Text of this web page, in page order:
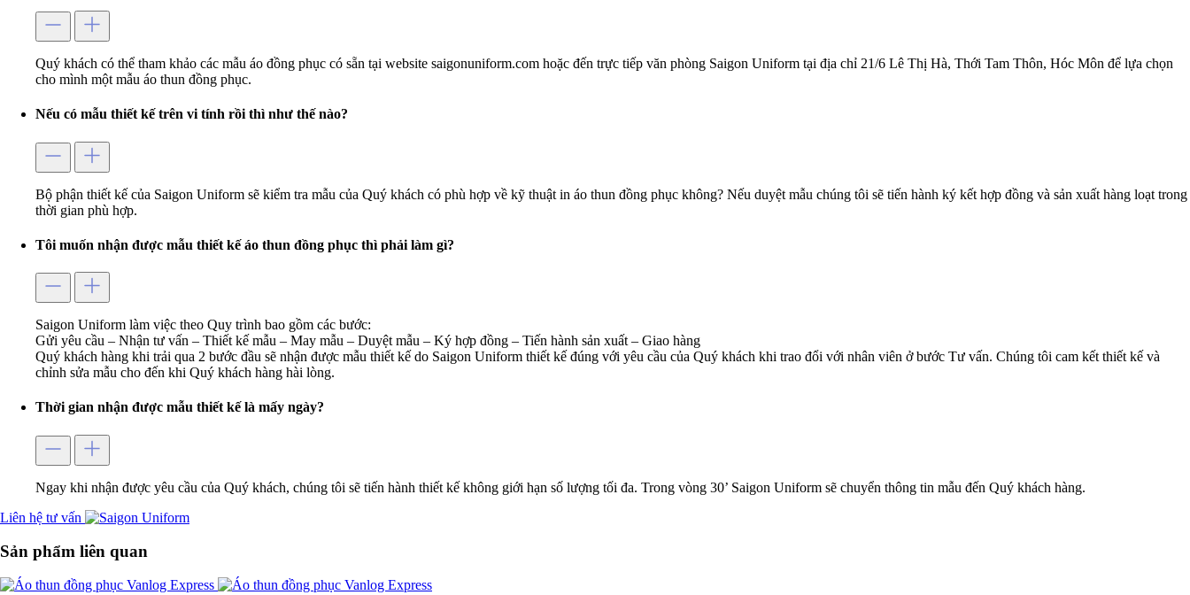
Quý khách có thể tham khảo các mẫu áo đồng phục có sẵn tại website saigonuniform.com hoặc đến trực tiếp văn phòng Saigon Uniform tại địa chỉ 21/6 Lê Thị Hà, Thới Tam Thôn, Hóc Môn để lựa chọn
cho mình một mẫu áo thun đồng phục.
Nếu có mẫu thiết kế trên vi tính rồi thì như thế nào?
Bộ phận thiết kế của Saigon Uniform sẽ kiểm tra mẫu của Quý khách có phù hợp về kỹ thuật in áo thun đồng phục không? Nếu duyệt mẫu chúng tôi sẽ tiến hành ký kết hợp đồng và sản xuất hàng loạt trong
thời gian phù hợp.
Tôi muốn nhận được mẫu thiết kế áo thun đồng phục thì phải làm gì?
Saigon Uniform làm việc theo Quy trình bao gồm các bước:
Gửi yêu cầu – Nhận tư vấn – Thiết kế mẫu – May mẫu – Duyệt mẫu – Ký hợp đồng – Tiến hành sản xuất – Giao hàng
Quý khách hàng khi trải qua 2 bước đầu sẽ nhận được mẫu thiết kế do Saigon Uniform thiết kế đúng với yêu cầu của Quý khách khi trao đổi với nhân viên ở bước Tư vấn. Chúng tôi cam kết thiết kế và
chỉnh sửa mẫu cho đến khi Quý khách hàng hài lòng.
Thời gian nhận được mẫu thiết kế là mấy ngày?
Ngay khi nhận được yêu cầu của Quý khách, chúng tôi sẽ tiến hành thiết kế không giới hạn số lượng tối đa. Trong vòng 30’ Saigon Uniform sẽ chuyển thông tin mẫu đến Quý khách hàng.
Liên hệ tư vấn
Sản phẩm liên quan